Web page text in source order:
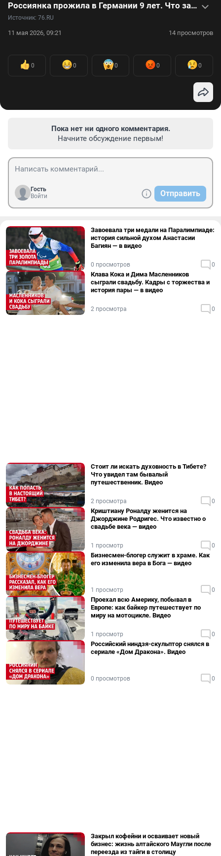
Россиянка прожила в Германии 9 лет. Что заставило ее вернуться на родину — видео
Источник: 76.RU
11 мая 2026, 09:21 14 просмотров
0 0 0 0 0
Пока нет ни одного комментария.
Начните обсуждение первым!
Гость
Войти
Отправить
Завоевала три медали на Паралимпиаде:
история сильной духом Анастасии
Багиян — в видео
0 просмотров 0
Клава Кока и Дима Масленников
сыграли свадьбу. Кадры с торжества и
история пары — в видео
2 просмотра 0
Стоит ли искать духовность в Тибете?
Что увидел там бывалый
путешественник. Видео
2 просмотра 0
Криштиану Роналду женится на
Джорджине Родригес. Что известно о
свадьбе века — видео
1 просмотр 0
Бизнесмен-блогер служит в храме. Как
его изменила вера в Бога — видео
1 просмотр 0
Проехал всю Америку, побывал в
Европе: как байкер путешествует по
миру на мотоцикле. Видео
1 просмотр 0
Российский ниндзя-скульптор снялся в
сериале «Дом Дракона». Видео
0 просмотров 0
Закрыл кофейни и осваивает новый
бизнес: жизнь алтайского Маугли после
переезда из тайги в столицу